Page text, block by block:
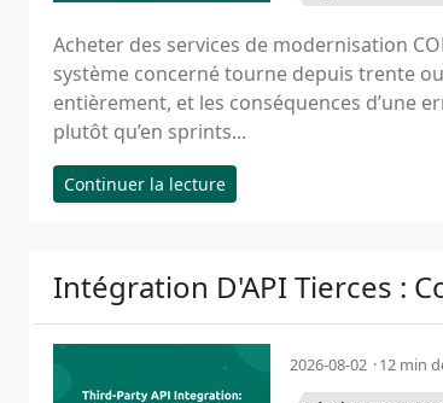
Acheter des services de modernisation
système concerné tourne depuis trente
entièrement, et les conséquences d’une
plutôt qu’en sprints...
Continuer la lecture
Intégration D'API Tierces :
2026-08-02 12 min